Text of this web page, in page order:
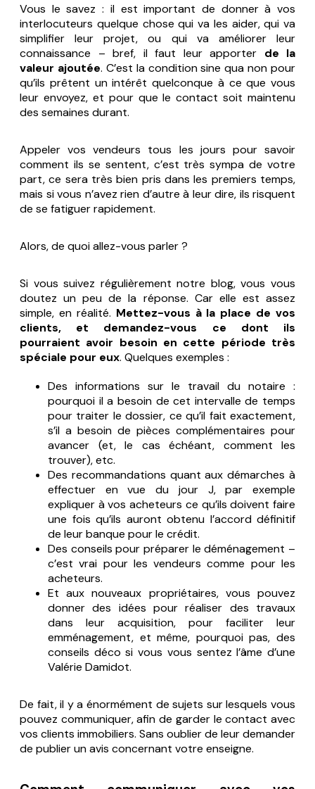
Vous le savez : il est important de donner à vos
interlocuteurs quelque chose qui va les aider, qui va
simplifier leur projet, ou qui va améliorer leur
connaissance – bref, il faut leur apporter de la
valeur ajoutée. C’est la conditionsine qua non pour
qu’ils prêtent un intérêt quelconque à ce que vous
leur envoyez, et pour que le contact soit maintenu
des semaines durant.
Appeler vos vendeurs tous les jours pour savoir
comment ils se sentent, c’est très sympa de votre
part, ce sera très bien pris dans les premiers temps,
mais si vous n’avez rien d’autre à leur dire, ils risquent
de se fatiguer rapidement.
Alors, de quoi allez-vous parler ?
Si vous suivez régulièrement notre blog, vous vous
doutez un peu de la réponse. Car elle est assez
simple, en réalité. Mettez-vous à la place de vos
clients, et demandez-vous ce dont ils
pourraient avoir besoin en cette période très
spéciale pour eux. Quelques exemples :
Des informations sur le travail du notaire :
pourquoi il a besoin de cet intervalle de temps
pour traiter le dossier, ce qu’il fait exactement,
s’il a besoin de pièces complémentaires pour
avancer (et, le cas échéant, comment les
trouver), etc.
Des recommandations quant aux démarches à
effectuer en vue du jour J, par exemple
expliquer à vos acheteurs ce qu’ils doivent faire
une fois qu’ils auront obtenu l’accord définitif
de leur banque pour le crédit.
Des conseils pour préparer le déménagement –
c’est vrai pour les vendeurs comme pour les
acheteurs.
Et aux nouveaux propriétaires, vous pouvez
donner des idées pour réaliser des travaux
dans leur acquisition, pour faciliter leur
emménagement, et même, pourquoi pas, des
conseils déco si vous vous sentez l’âme d’une
Valérie Damidot.
De fait, il y a énormément de sujets sur lesquels vous
pouvez communiquer, afin de garder le contact avec
vos clients immobiliers. Sans oublier de leur demander
de publier un avis concernant votre enseigne.